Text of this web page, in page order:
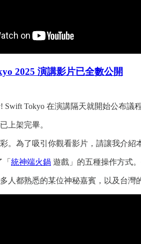
2025 演講影片已全數公開
Swift Tokyo 在演講隔天就開始公布議
上架完畢。
。為了吸引你觀看影片，請讓我介紹
統神端火鍋 遊戲」的五種操作方式
人都熟悉的某位神秘嘉賓，以及台灣